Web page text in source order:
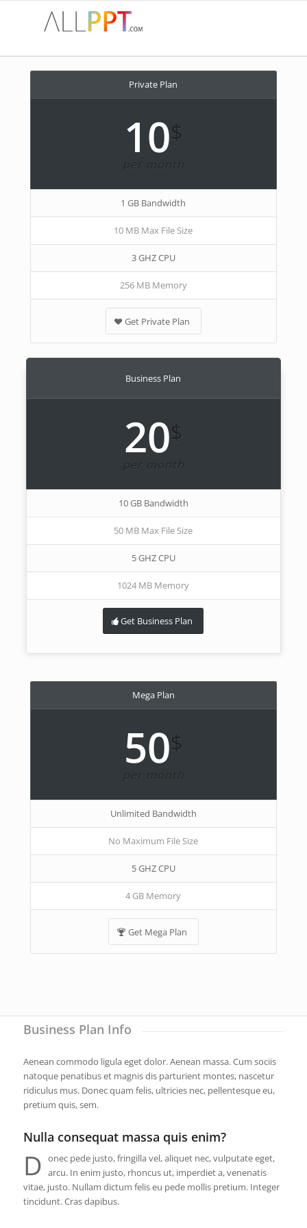
Private Plan
10$
per month
1 GB Bandwidth
10 MB Max File Size
3 GHZ CPU
256 MB Memory
Get Private Plan
Business Plan
20$
per month
10 GB Bandwidth
50 MB Max File Size
5 GHZ CPU
1024 MB Memory
Get Business Plan
Mega Plan
50$
per month
Unlimited Bandwidth
No Maximum File Size
5 GHZ CPU
4 GB Memory
Get Mega Plan
Business Plan Info
Aenean commodo ligula eget dolor. Aenean massa. Cum sociis
natoque penatibus et magnis dis parturient montes, nascetur
ridiculus mus. Donec quam felis, ultricies nec, pellentesque eu,
pretium quis, sem.
Nulla consequat massa quis enim?
D onec pede justo, fringilla vel, aliquet nec, vulputate eget,
arcu. In enim justo, rhoncus ut, imperdiet a, venenatis
vitae, justo. Nullam dictum felis eu pede mollis pretium. Integer
tincidunt. Cras dapibus.